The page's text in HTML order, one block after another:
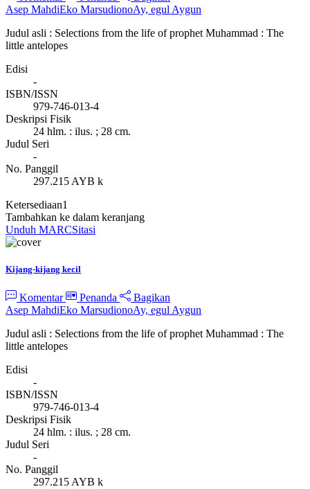
Asep MahdiEko MarsudionoAy, egul Aygun
Judul asli : Selections from the life of prophet Muhammad : The
little antelopes
Edisi
-
ISBN/ISSN
979-746-013-4
Deskripsi Fisik
24 hlm. : ilus. ; 28 cm.
Judul Seri
-
No. Panggil
297.215 AYB k
Ketersediaan1
Tambahkan ke dalam keranjang
Unduh MARCSitasi
Kijang-kijang kecil
Komentar Penanda
Bagikan
Asep MahdiEko MarsudionoAy, egul Aygun
Judul asli : Selections from the life of prophet Muhammad : The
little antelopes
Edisi
-
ISBN/ISSN
979-746-013-4
Deskripsi Fisik
24 hlm. : ilus. ; 28 cm.
Judul Seri
-
No. Panggil
297.215 AYB k